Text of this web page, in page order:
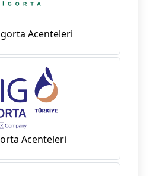
Acenteleri
Acenteleri